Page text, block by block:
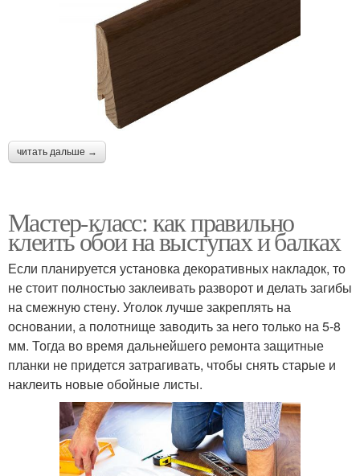
читать дальше →
Мастер-класс: как правильно
клеить обои на выступах и балках
Если планируется установка декоративных накладок, то
не стоит полностью заклеивать разворот и делать загибы
на смежную стену. Уголок лучше закреплять на
основании, а полотнище заводить за него только на 5-8
мм. Тогда во время дальнейшего ремонта защитные
планки не придется затрагивать, чтобы снять старые и
наклеить новые обойные листы.